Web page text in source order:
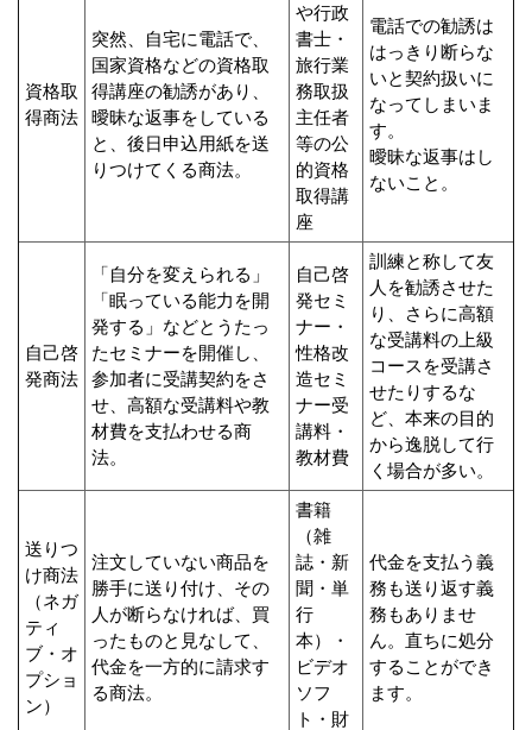
資格取
得商法
突然、自宅に電話で、
国家資格などの資格取
得講座の勧誘があり、
曖昧な返事をしている
と、後日申込用紙を送
りつけてくる商法。
や行政
書士・
旅行業
務取扱
主任者
等の公
的資格
取得講
座
電話での勧誘は
はっきり断らな
いと契約扱いに
なってしまいま
す。
曖昧な返事はし
ないこと。
自己啓
発商法
「自分を変えられる」
「眠っている能力を開
発する」などとうたっ
たセミナーを開催し、
参加者に受講契約をさ
せ、高額な受講料や教
材費を支払わせる商
法。
自己啓
発セミ
ナー・
性格改
造セミ
ナー受
講料・
教材費
訓練と称して友
人を勧誘させた
り、さらに高額
な受講料の上級
コースを受講さ
せたりするな
ど、本来の目的
から逸脱して行
く場合が多い。
送りつ
け商法
（ネガ
ティ
ブ・オ
プショ
ン）
注文していない商品を
勝手に送り付け、その
人が断らなければ、買
ったものと見なして、
代金を一方的に請求す
る商法。
書籍
（雑
誌・新
聞・単
行
本）・
ビデオ
ソフ
ト・財
代金を支払う義
務も送り返す義
務もありませ
ん。直ちに処分
することができ
ます。